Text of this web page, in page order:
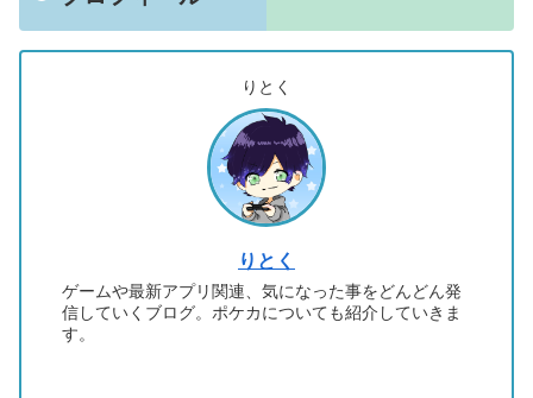
りとく
りとく
ゲームや最新アプリ関連、気になった事をどんどん発
信していくブログ。ポケカについても紹介していきま
す。